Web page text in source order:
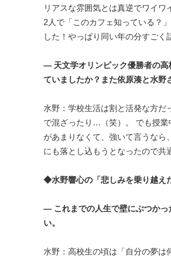
リアスな雰囲気とは真逆でワイ
2人で「このカフェ知っている？
した！やっぱり同い年の分すごく
― 天文学オリンピック優勝者の高
ていましたか？また依原湊と水野
水野：学校生活は割と活発な方だ
で混ざったり…（笑）。 でも授業
があまりなくて、強いて言うな
にも落とし込もうとなったので共
◆水野響心の「悲しみを乗り越え
― これまでの人生で壁にぶつかっ
い。
水野：高校生の頃は「自分の夢は